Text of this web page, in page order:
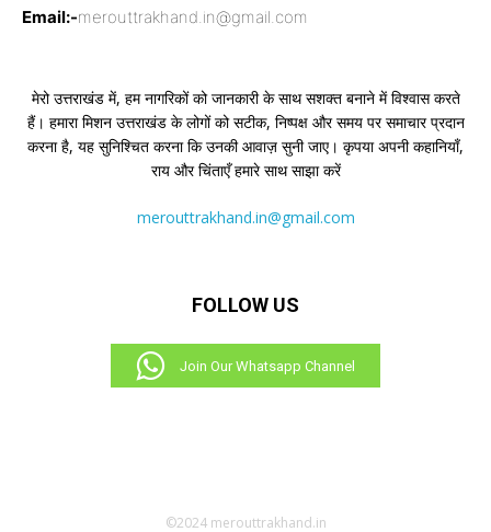
Email:-merouttrakhand.in@gmail.com
मेरो उत्तराखंड में, हम नागरिकों को जानकारी के साथ सशक्त बनाने में विश्वास करते
हैं। हमारा मिशन उत्तराखंड के लोगों को सटीक, निष्पक्ष और समय पर समाचार प्रदान
करना है, यह सुनिश्चित करना कि उनकी आवाज़ सुनी जाए। कृपया अपनी कहानियाँ,
राय और चिंताएँ हमारे साथ साझा करें
merouttrakhand.in@gmail.com
FOLLOW US
Join Our Whatsapp Channel
©2024 merouttrakhand.in